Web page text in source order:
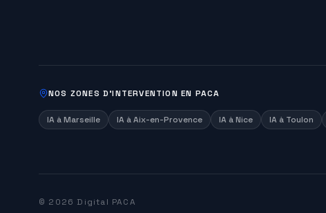
NOS ZONES D'INTERVENTION EN PACA
IA àMarseille IA àAix-en-Provence IA àNice IA à Toulon
© 2026 Digital PACA